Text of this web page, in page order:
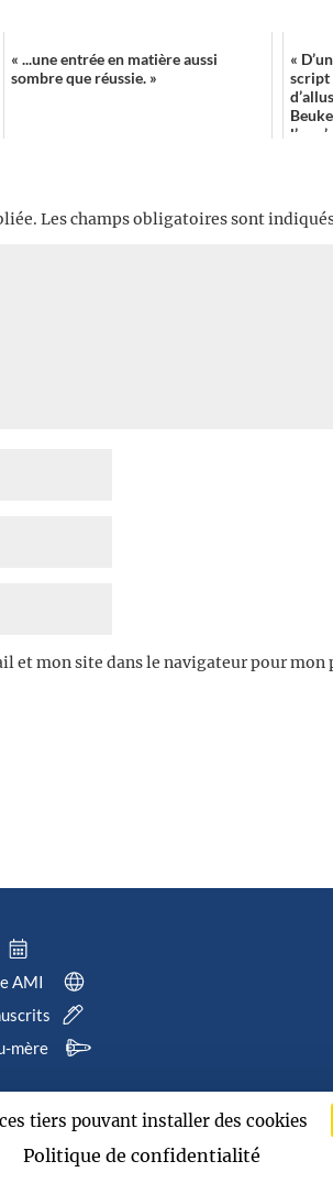
« ...une entrée en matière aussi
sombre que réussie. »
«
script
l’on
Les champs obligatoires sont
et mon site dans le navigateur pour mon
AMI
mère
tiers pouvant installer des cookies
Politique de confidentialité